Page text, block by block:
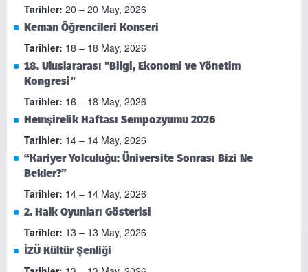
Tarihler: 20 – 20 May, 2026
Keman Öğrencileri Konseri
Tarihler: 18 – 18 May, 2026
18. Uluslararası "Bilgi, Ekonomi ve Yönetim
Kongresi"
Tarihler: 16 – 18 May, 2026
Hemşirelik Haftası Sempozyumu 2026
Tarihler: 14 – 14 May, 2026
“Kariyer Yolculuğu: Üniversite Sonrası Bizi Ne
Bekler?”
Tarihler: 14 – 14 May, 2026
2. Halk Oyunları Gösterisi
Tarihler: 13 – 13 May, 2026
İZÜ Kültür Şenliği